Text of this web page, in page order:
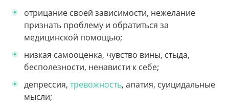
отрицание своей зависимости, нежелание
признать проблему и обратиться за
медицинской помощью;
низкая самооценка, чувство вины, стыда,
бесполезности, ненависти к себе;
депрессия, тревожность, апатия, суицидальные
мысли;